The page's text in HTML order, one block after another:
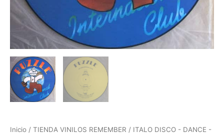
Inicio / TIENDA VINILOS REMEMBER / ITALO DISCO - DANCE -